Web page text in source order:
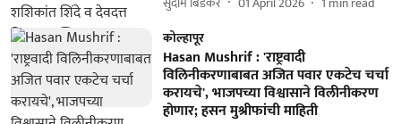
कोल्हापूर
Hasan Mushrif : 'राष्ट्रवादी
विलिनीकरणाबाबत अजित पवार एकटेच चर्चा
करायचे', भाजपच्या विश्वासाने विलीनीकरण
होणार; हसन मुश्रीफांची माहिती